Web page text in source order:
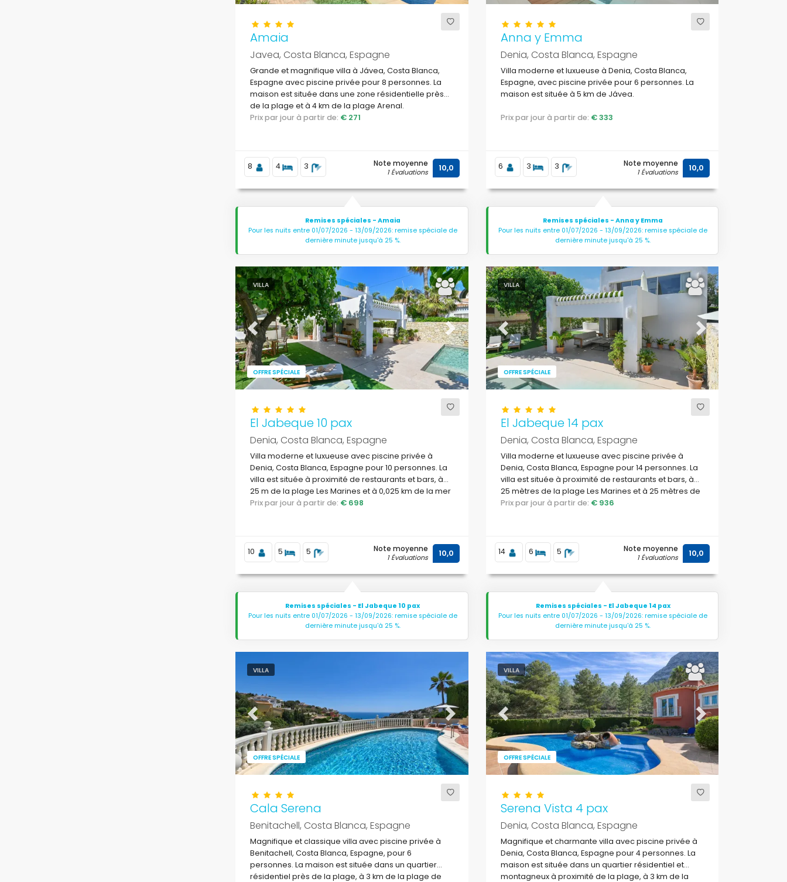
Amaia
Javea, Costa Blanca, Espagne
Grande et magnifique villa à Jávea, Costa Blanca,
Espagne avec piscine privée pour 8 personnes. La
maison est située dans une zone résidentielle près
de la plage et à 4 km de la plage Arenal.
Prix par jour à partir de: € 271
8 4 3 Note moyenne
1 Évaluations 10,0
Remises spéciales - Amaia
Pour les nuits entre 01/07/2026 - 13/09/2026: remise spéciale de
dernière minute jusqu'à 25 %.
Anna y Emma
Denia, Costa Blanca, Espagne
Villa moderne et luxueuse à Denia, Costa Blanca,
Espagne, avec piscine privée pour 6 personnes. La
maison est située à 5 km de Jávea.
Prix par jour à partir de: € 333
6 3 3 Note moyenne
1 Évaluations 10,0
Remises spéciales - Anna y Emma
Pour les nuits entre 01/07/2026 - 13/09/2026: remise spéciale de
dernière minute jusqu'à 25 %.
VILLA
OFFRE SPÉCIALE
Previous Next
El Jabeque 10 pax
Denia, Costa Blanca, Espagne
Villa moderne et luxueuse avec piscine privée à
Denia, Costa Blanca, Espagne pour 10 personnes. La
villa est située à proximité de restaurants et bars, à
25 m de la plage Les Marines et à 0,025 km de la mer
Méditerranée.
Prix par jour à partir de: € 698
10 5 5 Note moyenne
1 Évaluations 10,0
Remises spéciales - El Jabeque 10 pax
Pour les nuits entre 01/07/2026 - 13/09/2026: remise spéciale de
dernière minute jusqu'à 25 %.
VILLA
OFFRE SPÉCIALE
Previous Next
El Jabeque 14 pax
Denia, Costa Blanca, Espagne
Villa moderne et luxueuse avec piscine privée à
Denia, Costa Blanca, Espagne pour 14 personnes. La
villa est située à proximité de restaurants et bars, à
25 mètres de la plage Les Marines et à 25 mètres de
la mer Méditerranée.
Prix par jour à partir de: € 936
14 6 5 Note moyenne
1 Évaluations 10,0
Remises spéciales - El Jabeque 14 pax
Pour les nuits entre 01/07/2026 - 13/09/2026: remise spéciale de
dernière minute jusqu'à 25 %.
VILLA
OFFRE SPÉCIALE
Previous Next
Cala Serena
Benitachell, Costa Blanca, Espagne
Magnifique et classique villa avec piscine privée à
Benitachell, Costa Blanca, Espagne, pour 6
personnes. La maison est située dans un quartier
résidentiel près de la plage, à 3 km de la plage de
VILLA
OFFRE SPÉCIALE
Previous Next
Serena Vista 4 pax
Denia, Costa Blanca, Espagne
Magnifique et charmante villa avec piscine privée à
Denia, Costa Blanca, Espagne pour 4 personnes. La
maison est située dans un quartier résidentiel et
montagneux à proximité de la plage, à 3 km de la